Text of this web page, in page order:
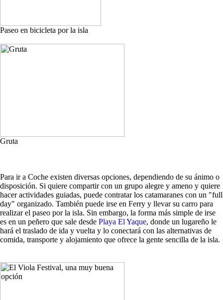
Paseo en bicicleta por la isla
Gruta
Para ir a Coche existen diversas opciones, dependiendo de su ánimo o
disposición. Si quiere compartir con un grupo alegre y ameno y quiere
hacer actividades guiadas, puede contratar los catamaranes con un "full
day" organizado. También puede irse en Ferry y llevar su carro para
realizar el paseo por la isla. Sin embargo, la forma más simple de irse
es en un peñero que sale desde Playa El Yaque, donde un lugareño le
hará el traslado de ida y vuelta y lo conectará con las alternativas de
comida, transporte y alojamiento que ofrece la gente sencilla de la isla.